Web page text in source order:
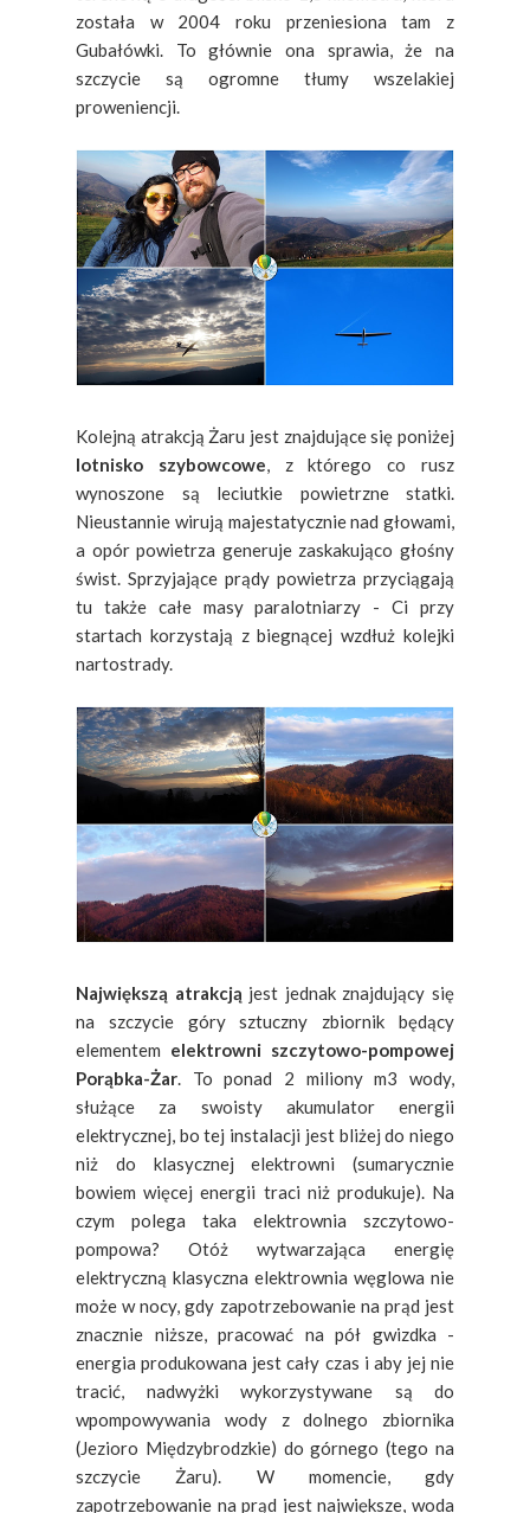
została w 2004 roku przeniesiona tam z
Gubałówki. To głównie ona sprawia, że na
szczycie są ogromne tłumy wszelakiej
proweniencji.
Kolejną atrakcją Żaru jest znajdujące się poniżej
lotnisko szybowcowe, z którego co rusz
wynoszone są leciutkie powietrzne statki.
Nieustannie wirują majestatycznie nad głowami,
a opór powietrza generuje zaskakująco głośny
świst. Sprzyjające prądy powietrza przyciągają
tu także całe masy paralotniarzy - Ci przy
startach korzystają z biegnącej wzdłuż kolejki
nartostrady.
Największą atrakcją jest jednak znajdujący się
na szczycie góry sztuczny zbiornik będący
elementem elektrowni szczytowo-pompowej
Porąbka-Żar. To ponad 2 miliony m3 wody,
służące za swoisty akumulator energii
elektrycznej, bo tej instalacji jest bliżej do niego
niż do klasycznej elektrowni (sumarycznie
bowiem więcej energii traci niż produkuje). Na
czym polega taka elektrownia szczytowo-
pompowa? Otóż wytwarzająca energię
elektryczną klasyczna elektrownia węglowa nie
może w nocy, gdy zapotrzebowanie na prąd jest
znacznie niższe, pracować na pół gwizdka -
energia produkowana jest cały czas i aby jej nie
tracić, nadwyżki wykorzystywane są do
wpompowywania wody z dolnego zbiornika
(Jezioro Międzybrodzkie) do górnego (tego na
szczycie Żaru). W momencie, gdy
zapotrzebowanie na prąd jest największe, woda